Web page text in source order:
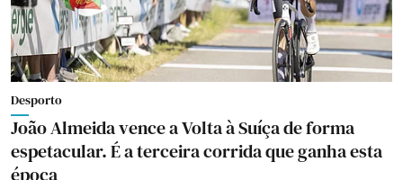
Desporto
João Almeida vence a Volta à Suíça de forma
espetacular. É a terceira corrida que ganha esta
época